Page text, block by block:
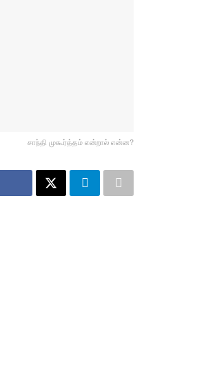
சாந்தி முகூர்த்தம் என்றால் என்ன?